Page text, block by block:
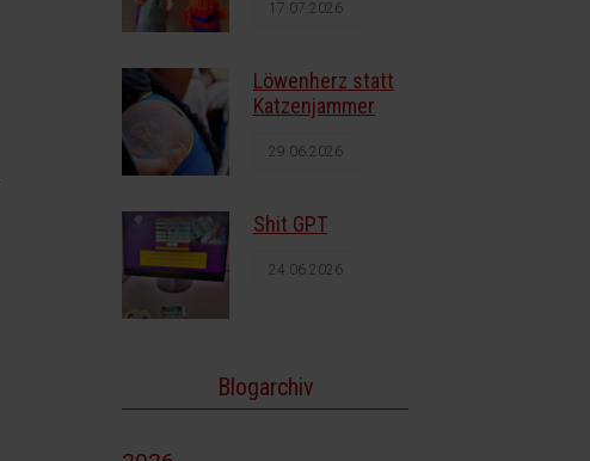
17.07.2026
Löwenherz statt
Katzenjammer
29.06.2026
Shit GPT
24.06.2026
Blogarchiv